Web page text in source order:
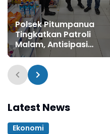
Polsek Pitumpanua
Tingkatkan Patroli
Malam, Antisipasi
Gangguan Kamtibmas
dan Kriminalitas di
Wilayah Hukum
Latest News
Ekonomi